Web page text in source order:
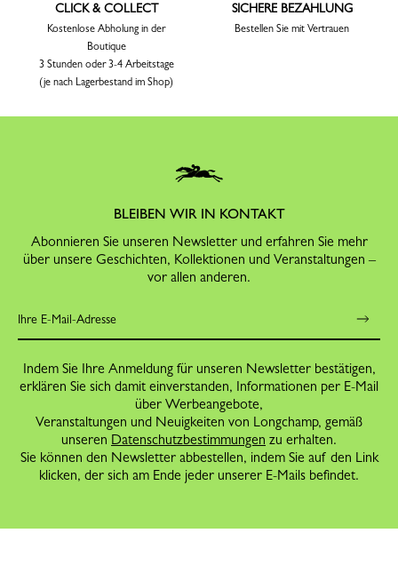
CLICK & COLLECT
Kostenlose Abholung in der
Boutique
3 Stunden oder 3-4 Arbeitstage
(je nach Lagerbestand im Shop)
SICHERE BEZAHLUNG
Bestellen Sie mit Vertrauen
BLEIBEN WIR IN KONTAKT
Abonnieren Sie unseren Newsletter und erfahren Sie mehr
über unsere Geschichten, Kollektionen und Veranstaltungen –
vor allen anderen.
Indem Sie Ihre Anmeldung für unseren Newsletter bestätigen,
erklären Sie sich damit einverstanden, Informationen per E-Mail
über Werbeangebote,
Veranstaltungen und Neuigkeiten von Longchamp, gemäß
unseren Datenschutzbestimmungen zu erhalten.
Sie können den Newsletter abbestellen, indem Sie auf den Link
klicken, der sich am Ende jeder unserer E-Mails befindet.